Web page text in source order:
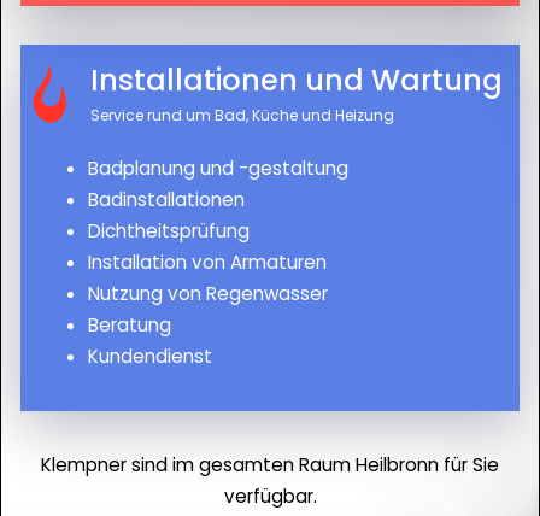
Installationen und Wartung
Service rund um Bad, Küche und Heizung
Badplanung und -gestaltung
Badinstallationen
Dichtheitsprüfung
Installation von Armaturen
Nutzung von Regenwasser
Beratung
Kundendienst
Klempner sind im gesamten Raum Heilbronn für Sie
verfügbar.